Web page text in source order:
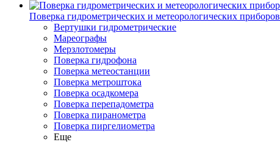
Поверка гидрометрических и метеорологических приборов
Вертушки гидрометрические
Мареографы
Мерзлотомеры
Поверка гидрофона
Поверка метеостанции
Поверка метроштока
Поверка осадкомера
Поверка перепадометра
Поверка пиранометра
Поверка пиргелиометра
Еще